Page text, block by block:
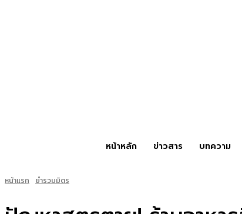
หน้าหลัก ข่าวสาร บทความ
หน้าแรก ยำรวมมิตร